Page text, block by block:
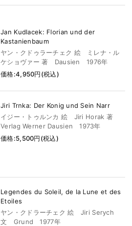
Jan Kudlacek: Florian und der
Kastanienbaum
ヤン・クドゥラーチェク 絵 ミレナ・ル
ケショヴァー 著 Dausien 1976年
価格:4,950円(税込)
Jiri Trnka: Der Konig und Sein Narr
イジー・トゥルンカ 絵 Jiri Horak 著
Verlag Werner Dausien 1973年
価格:5,500円(税込)
Legendes du Soleil, de la Lune et des
Etoiles
ヤン・クドラーチェク 絵 Jiri Serych
文 Grund 1977年